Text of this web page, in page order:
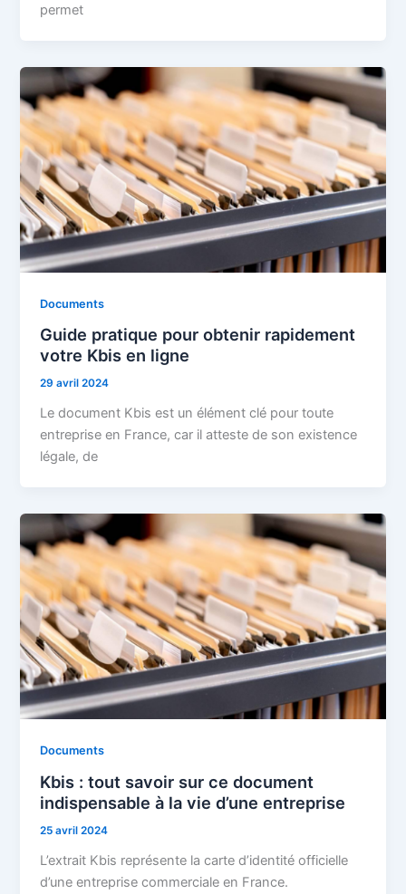
permet
Documents
Guide pratique pour obtenir rapidement
votre Kbis en ligne
29 avril 2024
Le document Kbis est un élément clé pour toute
entreprise en France, car il atteste de son existence
légale, de
Documents
Kbis : tout savoir sur ce document
indispensable à la vie d’une entreprise
25 avril 2024
L’extrait Kbis représente la carte d’identité officielle
d’une entreprise commerciale en France.